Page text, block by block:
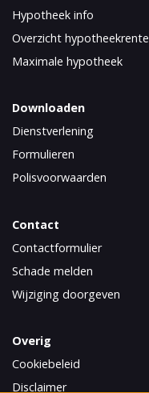
Hypotheek info
Overzicht hypotheekrente
Maximale hypotheek
Downloaden
Dienstverlening
Formulieren
Polisvoorwaarden
Contact
Contactformulier
Schade melden
Wijziging doorgeven
Overig
Cookiebeleid
Disclaimer